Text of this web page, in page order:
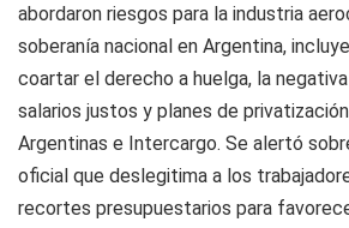
abordaron riesgos para la industria
soberanía nacional en Argentina,
coartar el derecho a huelga, la
salarios justos y planes de
Argentinas e Intercargo. Se alertó
oficial que deslegitima a los
recortes presupuestarios para